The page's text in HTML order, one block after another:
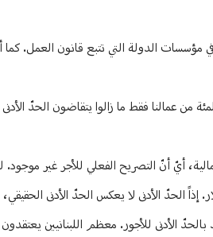
في مؤسسات الدولة التي تتبع قانون العمل. كما
التراتبية الوظيفية وغلاء المعيشة بالنسبة لنا أهمّ من همّ الحدّ الأدنى للأجر، لأنه فعليّاً لدينا نحو 20 في المئة من عمالنا فقط ما زالوا يتقاضون الحدّ الأدنى
أيّ أنّ التصريح الفعلي للأجر غير موجود.
وصناعية وغذائية وطبية وسياحية، بالإضافة إلى المطاعم والملاهي، حيث لا يوجد حدّ أدنى بقيمة 200 دولار. إذاً الحدّ الأدنى لا يعكس الحدّ الأدنى
الأدنى للأجور. معظم اللبنانيين